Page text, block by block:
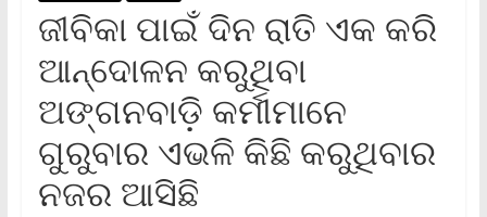
ଜୀବିକା ପାଇଁ ଦିନ ରାତି ଏକ କରି
ଆନ୍ଦୋଳନ କରୁଥିବା
ଅଙ୍ଗନବାଡ଼ି କର୍ମୀମାନେ
ଗୁରୁବାର ଏଭଳି କିଛି କରୁଥିବାର
ନଜର ଆସିଛି